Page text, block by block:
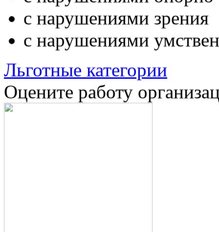
с нарушениями зрения
с нарушениями
Льготные категории
Оцените работу